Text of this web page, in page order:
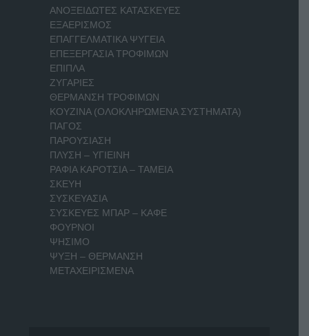
ΑΝΟΞΕΙΔΩΤΕΣ ΚΑΤΑΣΚΕΥΕΣ
ΕΞΑΕΡΙΣΜΟΣ
ΕΠΑΓΓΕΛΜΑΤΙΚΑ ΨΥΓΕΙΑ
ΕΠΕΞΕΡΓΑΣΙΑ ΤΡΟΦΙΜΩΝ
ΕΠΙΠΛΑ
ΖΥΓΑΡΙΕΣ
ΘΕΡΜΑΝΣΗ ΤΡΟΦΙΜΩΝ
ΚΟΥΖΙΝΑ (ΟΛΟΚΛΗΡΩΜΕΝΑ ΣΥΣΤΗΜΑΤΑ)
ΠΑΓΟΣ
ΠΑΡΟΥΣΙΑΣΗ
ΠΛΥΣΗ – ΥΓΙΕΙΝΗ
ΡΑΦΙΑ ΚΑΡΟΤΣΙΑ – ΤΑΜΕΙΑ
ΣΚΕΥΗ
ΣΥΣΚΕΥΑΣΙΑ
ΣΥΣΚΕΥΕΣ ΜΠΑΡ – ΚΑΦΕ
ΦΟΥΡΝΟΙ
ΨΗΣΙΜΟ
ΨΥΞΗ – ΘΕΡΜΑΝΣΗ
ΜΕΤΑΧΕΙΡΙΣΜΕΝΑ